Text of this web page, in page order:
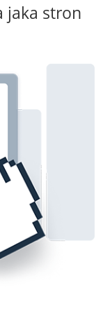
jaka stron